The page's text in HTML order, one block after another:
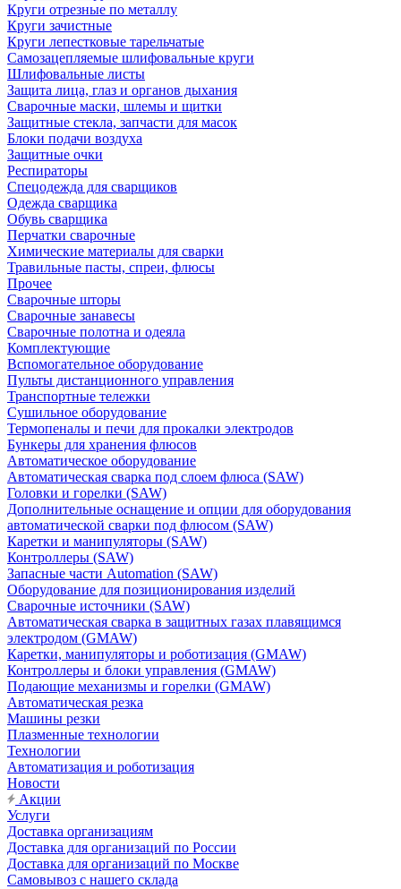
Круги отрезные по металлу
Круги зачистные
Круги лепестковые тарельчатые
Самозацепляемые шлифовальные круги
Шлифовальные листы
Защита лица, глаз и органов дыхания
Сварочные маски, шлемы и щитки
Защитные стекла, запчасти для масок
Блоки подачи воздуха
Защитные очки
Респираторы
Спецодежда для сварщиков
Одежда сварщика
Обувь сварщика
Перчатки сварочные
Химические материалы для сварки
Травильные пасты, спреи, флюсы
Прочее
Сварочные шторы
Сварочные занавесы
Сварочные полотна и одеяла
Комплектующие
Вспомогательное оборудование
Пульты дистанционного управления
Транспортные тележки
Сушильное оборудование
Термопеналы и печи для прокалки электродов
Бункеры для хранения флюсов
Автоматическое оборудование
Автоматическая сварка под слоем флюса (SAW)
Головки и горелки (SAW)
Дополнительные оснащение и опции для оборудования
автоматической сварки под флюсом (SAW)
Каретки и манипуляторы (SAW)
Контроллеры (SAW)
Запасные части Automation (SAW)
Оборудование для позиционирования изделий
Сварочные источники (SAW)
Автоматическая сварка в защитных газах плавящимся
электродом (GMAW)
Каретки, манипуляторы и роботизация (GMAW)
Контроллеры и блоки управления (GMAW)
Подающие механизмы и горелки (GMAW)
Автоматическая резка
Машины резки
Плазменные технологии
Технологии
Автоматизация и роботизация
Новости
Акции
Услуги
Доставка организациям
Доставка для организаций по России
Доставка для организаций по Москве
Самовывоз с нашего склада